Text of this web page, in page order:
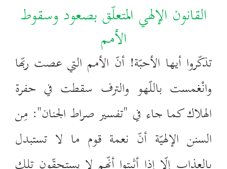
القانون الإلهي المتعلّق بصعود وسقوط
الأمم
تذكّروا أيها الأحبّة! أنّ الأمم التي عصت ربّها
وانْغمست باللّهو والترف سقطت في حفرة
الهلاك كما جاء في "تفسير صراط الجنان": مِن
السنن الإلهيّة أنّ نعمة قوم ما لا تستبدل